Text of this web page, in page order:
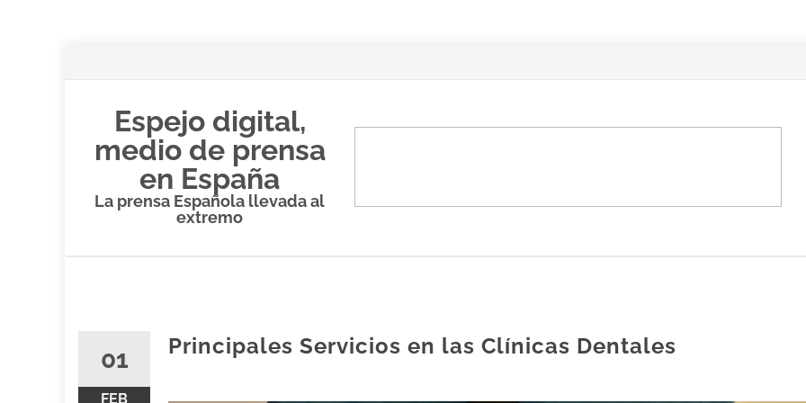
Espejo digital,
medio de prensa
en España
La prensa Española llevada al
extremo
01
FEB
Principales Servicios en las Clínicas Dentales